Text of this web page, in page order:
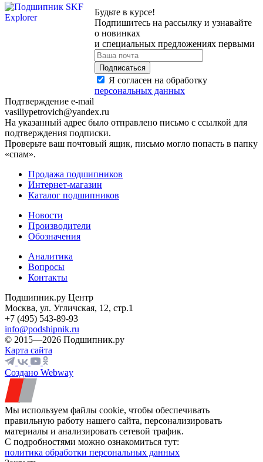
Будьте в курсе!
Подпишитесь на рассылку и узнавайте
о новинках
и специальных предложениях первыми
Я согласен на обработку
персональных данных
Подтверждение e-mail
vasiliypetrovich@yandex.ru
На указанный адрес было отправлено письмо с ссылкой для
подтверждения подписки.
Проверьте ваш почтовый ящик, письмо могло попасть в папку
«спам».
Продажа подшипников
Интернет-магазин
Каталог подшипников
Новости
Производители
Обозначения
Аналитика
Вопросы
Контакты
Подшипник.ру Центр
Москва, ул. Угличская, 12, стр.1
+7 (495) 543-89-93
info@podshipnik.ru
© 2015—2026 Подшипник.ру
Карта сайта
Создано Webway
Мы используем файлы cookie, чтобы обеспечивать
правильную работу нашего сайта, персонализировать
материалы и анализировать сетевой трафик.
С подробностями можно ознакомиться тут:
политика обработки персональных данных